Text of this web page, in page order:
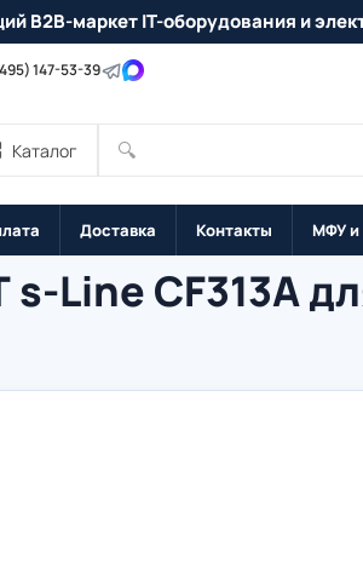
B2B-маркет IT-оборудования и
147-53-39
Каталог 🔍
Доставка Контакты МФУ и
Line CF313A